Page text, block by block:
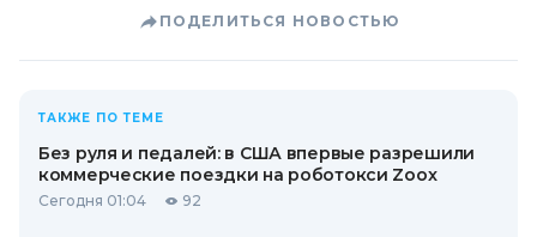
ПОДЕЛИТЬСЯ НОВОСТЬЮ
ТАКЖЕ ПО ТЕМЕ
Без руля и педалей: в США впервые разрешили
коммерческие поездки на роботокси Zoox
Сегодня 01:04 92